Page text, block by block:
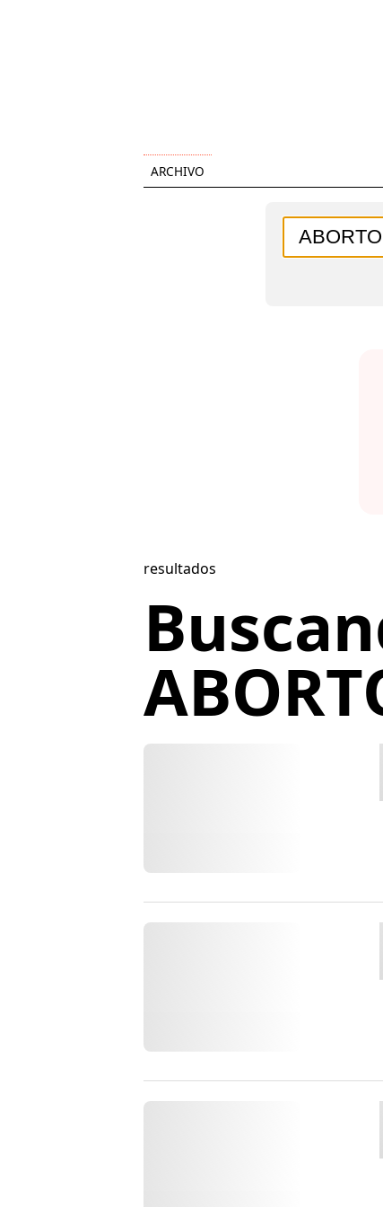
ARCHIVO
resultados